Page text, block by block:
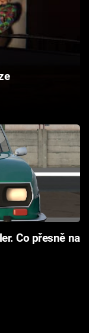
Co přesně na